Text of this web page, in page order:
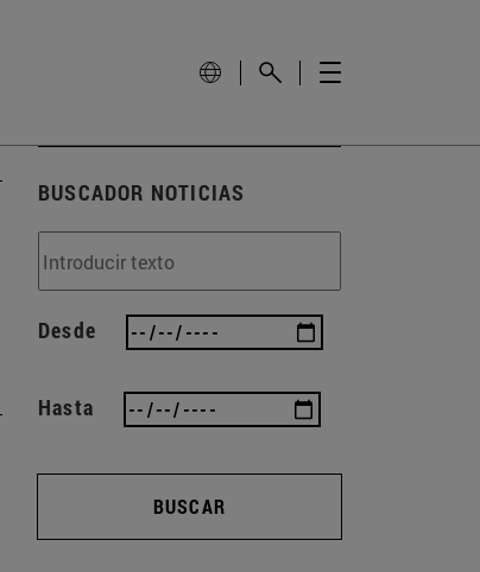
BUSCADOR NOTICIAS
Desde
Hasta
BUSCAR